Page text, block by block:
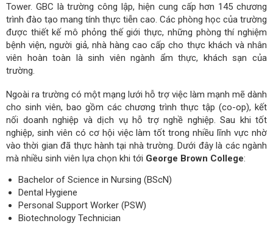
Tower. GBC là trường công lập, hiện cung cấp hơn 145 chương
trình đào tạo mang tính thực tiễn cao. Các phòng học của trường
được thiết kế mô phỏng thế giới thực, những phòng thí nghiệm
bệnh viện, người giả, nhà hàng cao cấp cho thực khách và nhân
viên hoàn toàn là sinh viên ngành ẩm thực, khách sạn của
trường.
Ngoài ra trường có một mạng lưới hỗ trợ việc làm mạnh mẽ dành
cho sinh viên, bao gồm các chương trình thực tập (co-op), kết
nối doanh nghiệp và dịch vụ hỗ trợ nghề nghiệp. Sau khi tốt
nghiệp, sinh viên có cơ hội việc làm tốt trong nhiều lĩnh vực nhờ
vào thời gian đã thực hành tại nhà trường. Dưới đây là các ngành
mà nhiều sinh viên lựa chọn khi tới George Brown College:
Bachelor of Science in Nursing (BScN)
Dental Hygiene
Personal Support Worker (PSW)
Biotechnology Technician